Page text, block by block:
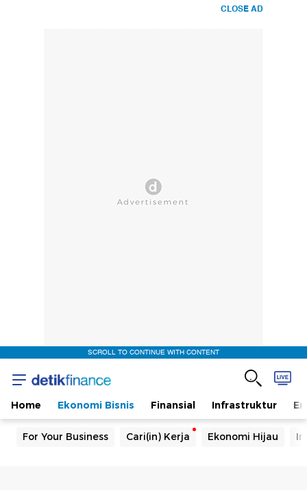
CLOSE AD
SCROLL TO CONTINUE WITH CONTENT
Home Ekonomi Bisnis Finansial Infrastruktur
For Your Business Cari(in) Kerja Ekonomi Hijau